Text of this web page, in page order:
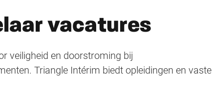
vacatures
veiligheid en doorstroming bij
Triangle Intérim biedt opleidingen en vaste